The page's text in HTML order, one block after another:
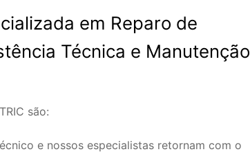
em Reparo de
Técnica e Manutenção
são:
e nossos especialistas retornam com o